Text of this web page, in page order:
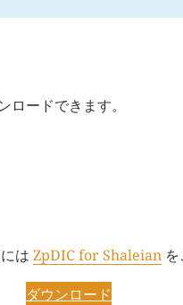
ードできます。
は ZpDIC for Shaleian
ダウンロード